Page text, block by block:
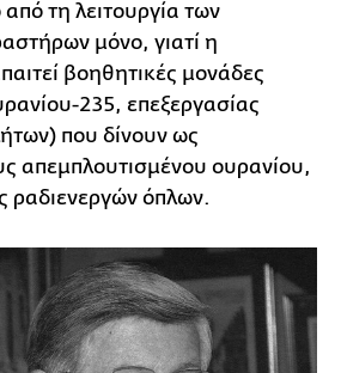
τη λειτουργία των
μόνο, γιατί η
βοηθητικές μονάδες
235, επεξεργασίας
που δίνουν ως
απεμπλουτισμένου ουρανίου,
ραδιενεργών όπλων.